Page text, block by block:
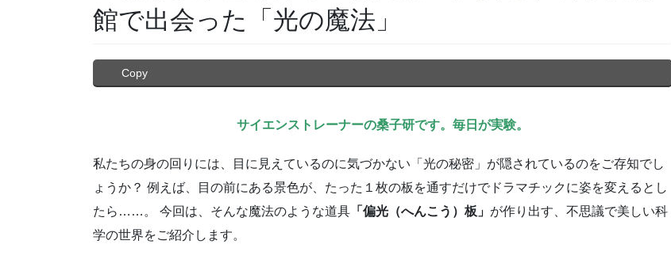
館で出会った「光の魔法」
Copy
サイエンストレーナーの桑子研です。毎日が実験。
私たちの身の回りには、目に見えているのに気づかない「光の秘密」が隠されているのをご存知でし
ょうか？ 例えば、目の前にある景色が、たった１枚の板を通すだけでドラマチックに姿を変えるとし
たら……。 今回は、そんな魔法のような道具 「偏光（へんこう）板」 が作り出す、不思議で美しい科
学の世界をご紹介します。